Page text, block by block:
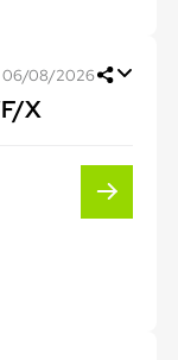
06/08/2026
X